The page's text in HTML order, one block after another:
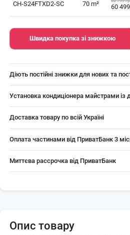
CH-S24FTXD2-SC 70 m² 60
Швидка покупка зі знижкою
Діють постійні знижки для нових та
Установка кондиціонера майстрами із
Доставка товару по всій Україні
Оплата частинами від ПриватБанк 3
Миттєва рассрочка від ПриватБанк
Опис товару